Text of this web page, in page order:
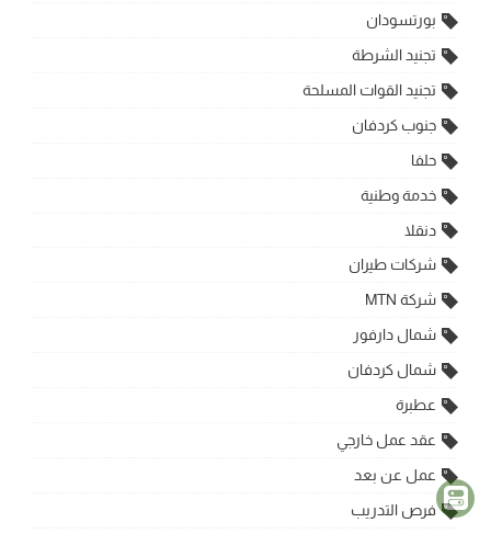
بورتسودان
تجنيد الشرطة
تجنيد القوات المسلحة
جنوب كردفان
حلفا
خدمة وطنية
دنقلا
شركات طيران
شركة MTN
شمال دارفور
شمال كردفان
عطبرة
عقد عمل خارجي
عمل عن بعد
فرص التدريب